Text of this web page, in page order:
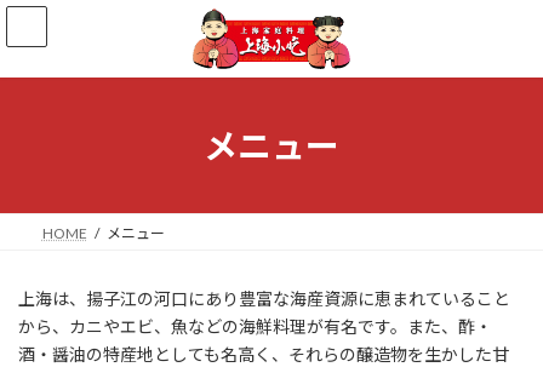
コ
ン
ナ
ー
メニュー
HOME メニュー
上海は、揚子江の河口にあり豊富な海産資源に恵まれていること
から、カニやエビ、魚などの海鮮料理が有名です。また、酢・
酒・醤油の特産地としても名高く、それらの醸造物を生かした甘